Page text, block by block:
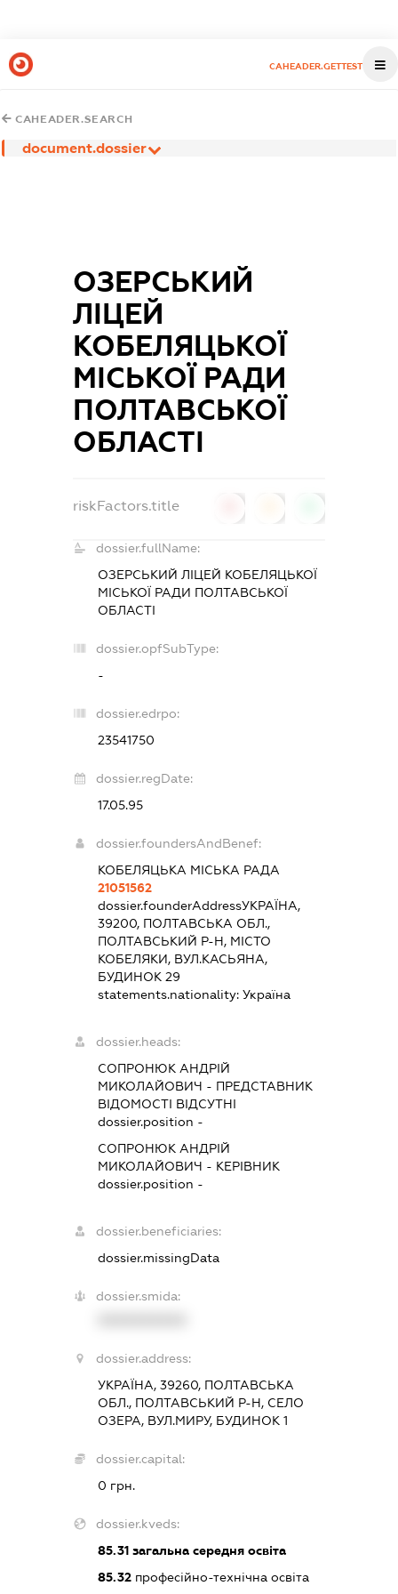
CAHEADER.GETTEST
CAHEADER.SEARCH
document.dossier
ОЗЕРСЬКИЙ
ЛІЦЕЙ
КОБЕЛЯЦЬКОЇ
МІСЬКОЇ РАДИ
ПОЛТАВСЬКОЇ
ОБЛАСТІ
riskFactors.title
dossier.fullName:
ОЗЕРСЬКИЙ ЛІЦЕЙ КОБЕЛЯЦЬКОЇ
МІСЬКОЇ РАДИ ПОЛТАВСЬКОЇ
ОБЛАСТІ
dossier.opfSubType:
-
dossier.edrpo:
23541750
dossier.regDate:
17.05.95
dossier.foundersAndBenef:
КОБЕЛЯЦЬКА МІСЬКА РАДА
21051562
dossier.founderAddressУКРАЇНА,
39200, ПОЛТАВСЬКА ОБЛ.,
ПОЛТАВСЬКИЙ Р-Н, МІСТО
КОБЕЛЯКИ, ВУЛ.КАСЬЯНА,
БУДИНОК 29
statements.nationality: Україна
dossier.heads:
СОПРОНЮК АНДРІЙ
МИКОЛАЙОВИЧ - ПРЕДСТАВНИК
ВІДОМОСТІ ВІДСУТНІ
dossier.position -
СОПРОНЮК АНДРІЙ
МИКОЛАЙОВИЧ - КЕРІВНИК
dossier.position -
dossier.beneficiaries:
dossier.missingData
dossier.smida:
dossier.address:
УКРАЇНА, 39260, ПОЛТАВСЬКА
ОБЛ., ПОЛТАВСЬКИЙ Р-Н, СЕЛО
ОЗЕРА, ВУЛ.МИРУ, БУДИНОК 1
dossier.capital:
0 грн.
dossier.kveds:
85.31загальна середня освіта
85.32професійно-технічна освіта